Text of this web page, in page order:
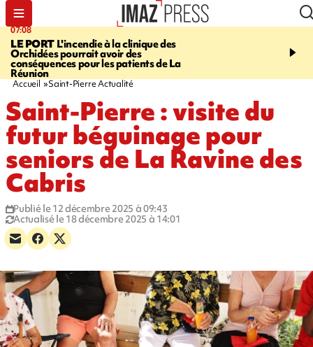
07:08
LE PORT L'incendie à la clinique des
Orchidées pourrait avoir des
conséquences pour les patients de La
Réunion
09:56
Accueil Saint-Pierre Actualité
Saint-Pierre : visite du
futur béguinage pour
seniors de La Ravine des
Cabris
Publié le 12 décembre 2025 à 09:43
Actualisé le 18 décembre 2025 à 14:01